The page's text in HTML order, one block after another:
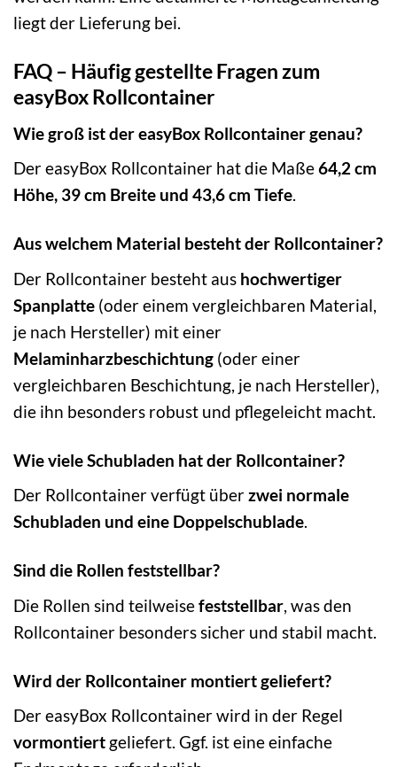
liegt der Lieferung bei.
FAQ – Häufig gestellte Fragen zum
easyBox Rollcontainer
Wie groß ist der easyBox Rollcontainer genau?
Der easyBox Rollcontainer hat die Maße64,2 cm
Höhe, 39 cm Breite und 43,6 cm Tiefe.
Aus welchem Material besteht der Rollcontainer?
Der Rollcontainer besteht aus hochwertiger
Spanplatte (oder einem vergleichbaren Material,
je nach Hersteller) mit einer
Melaminharzbeschichtung (oder einer
vergleichbaren Beschichtung, je nach Hersteller),
die ihn besonders robust und pflegeleicht macht.
Wie viele Schubladen hat der Rollcontainer?
Der Rollcontainer verfügt überzwei normale
Schubladen und eine Doppelschublade.
Sind die Rollen feststellbar?
Die Rollen sind teilweisefeststellbar, was den
Rollcontainer besonders sicher und stabil macht.
Wird der Rollcontainer montiert geliefert?
Der easyBox Rollcontainer wird in der Regel
vormontiert geliefert. Ggf. ist eine einfache